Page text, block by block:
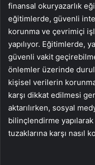
finansal okuryazarlık
eğitimlerde, güvenli
korunma ve çevrimiçi
yapılıyor. Eğitimlerde,
güvenli vakit
önlemler üzerinde
kişisel verilerin
karşı dikkat edilmesi
aktarılırken, sosyal
bilinçlendirme yapılarak
tuzaklarına karşı nasıl